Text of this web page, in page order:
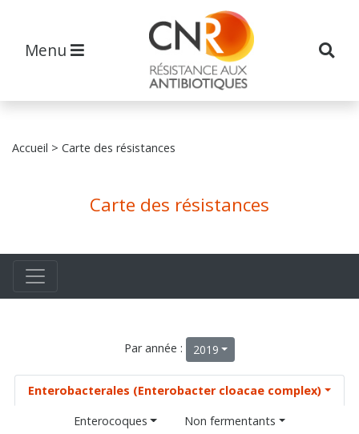
Menu
Accueil > Carte des résistances
Carte des résistances
Par année : 2019
Enterobacterales (Enterobacter cloacae complex)
Enterocoques
Non fermentants